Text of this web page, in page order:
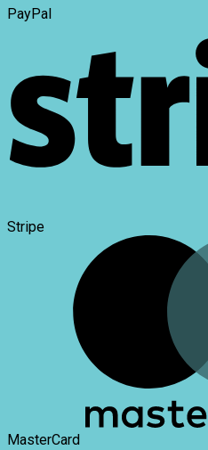
PayPal
Stripe
MasterCard